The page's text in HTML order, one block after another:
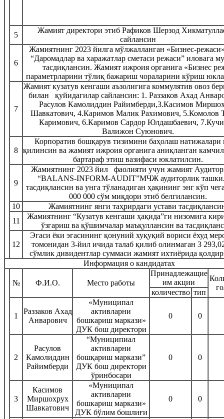
5
Жамият директори этиб Рафиков Шерзод
сайлансин
6
Жамиятнинг 2023 йилга мўлжалланган «Бизнес-
“Даромадлар ва харажатлар сметаси режаси” иловага
тасдиқлансин. Жамият ижроия органига «Бизнес
параметрларини тўлиқ бажариш чораларини кўриш
7
Жамият кузатув кенгаши аъзолигига коммулятив овоз
билан қуйидагилар сайлансин: 1. Раззаков Ахад
Расулов Камолиддин Райимберди,3.Касимов
Шавкатович, 4.Каримов Малик Рахимович, 5.Комолов
Каримович, 6.Каримов Сардор Юлдашбаевич,
Валижон Суюнович.
8
Корпоратив бошқарув тизимини баҳолаш натижалари
қилинсин ва жамият ижроия органига аниқланган
бартараф этиш вазифаси юклатилсин.
9
Жамиятнинг 2023 йил фаолияти учун жамият
“BALANS-INFORM-AUDIT”МЧЖ аудиторлик
тасдиқлансин ва унга тўланадиган ҳақининг энг кўп
000 000 сўм миқдори этиб белгилансин.
10
Жамиятнинг янги таҳрирдаги устави
11
Жамиятнинг “Кузатув кенгаши ҳақида”ги низомига
ўзгариш ва қўшимчалар маъқуллансин ва
12
Эгаси ёки эгасининг қонуний хуқуқий вориси ёхуд
томонидан 3-йил ичида талаб қилиб олинмаган 3
сўмлик дивидентлар суммаси жамият ихтиёрида
Информация о кандидатах
№ Ф.И.О. Место работы
Принадлежащие
им акции
количество тип
1
Раззаков Ахад
Анварович
«Муниципал
активларни
бошкариш маркази»
ДУК бош директори
0 0
2
Расулов
Камолиддин
Райимберди
“Муниципиал
активларни
бошқариш маркази”
ДУК бош директори
ўринбосари
0 0
3
Касимов
Миршохрух
Шавкатович
«Муниципал
активларни
бошкариш маркази»
ДУК бўлим бошлиғи
0 0